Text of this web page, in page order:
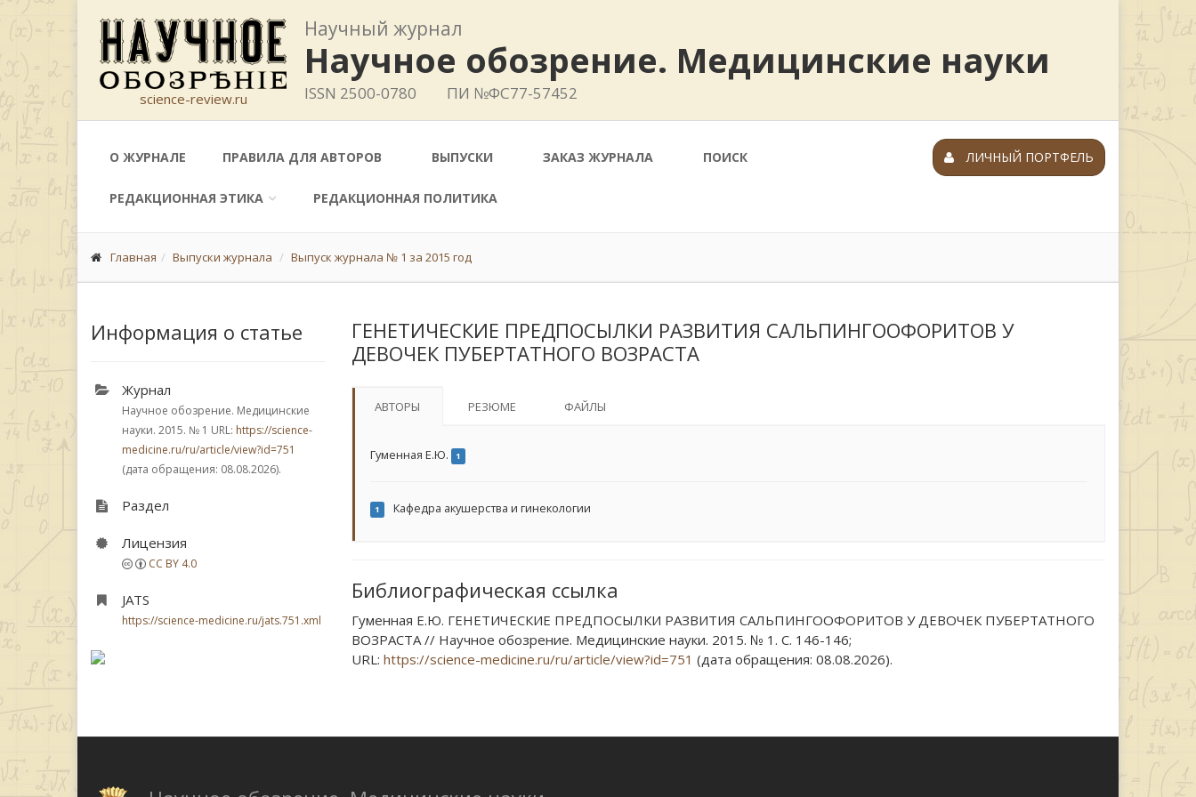
science-review.ru
Научный журнал
Научное обозрение. Медицинские науки
ISSN 2500-0780 ПИ №ФС77-57452
О ЖУРНАЛЕ ПРАВИЛА ДЛЯ АВТОРОВ ВЫПУСКИ ЗАКАЗ ЖУРНАЛА ПОИСК
РЕДАКЦИОННАЯ ЭТИКА РЕДАКЦИОННАЯ ПОЛИТИКА
ЛИЧНЫЙ ПОРТФЕЛЬ
Главная Выпуски журнала Выпуск журнала № 1 за 2015 год
Информация о статье
Журнал
Научное обозрение. Медицинские
науки. 2015. № 1 URL: https://science-
medicine.ru/ru/article/view?id=751
(дата обращения: 08.08.2026).
Раздел
Лицензия
CC BY 4.0
JATS
https://science-medicine.ru/jats.751.xml
ГЕНЕТИЧЕСКИЕ ПРЕДПОСЫЛКИ РАЗВИТИЯ САЛЬПИНГООФОРИТОВ У
ДЕВОЧЕК ПУБЕРТАТНОГО ВОЗРАСТА
АВТОРЫ РЕЗЮМЕ ФАЙЛЫ
Гуменная Е.Ю. 1
1 Кафедра акушерства и гинекологии
Библиографическая ссылка
Гуменная Е.Ю. ГЕНЕТИЧЕСКИЕ ПРЕДПОСЫЛКИ РАЗВИТИЯ САЛЬПИНГООФОРИТОВ У ДЕВОЧЕК ПУБЕРТАТНОГО
ВОЗРАСТА // Научное обозрение. Медицинские науки. 2015. № 1. С. 146-146;
URL: https://science-medicine.ru/ru/article/view?id=751 (дата обращения: 08.08.2026).